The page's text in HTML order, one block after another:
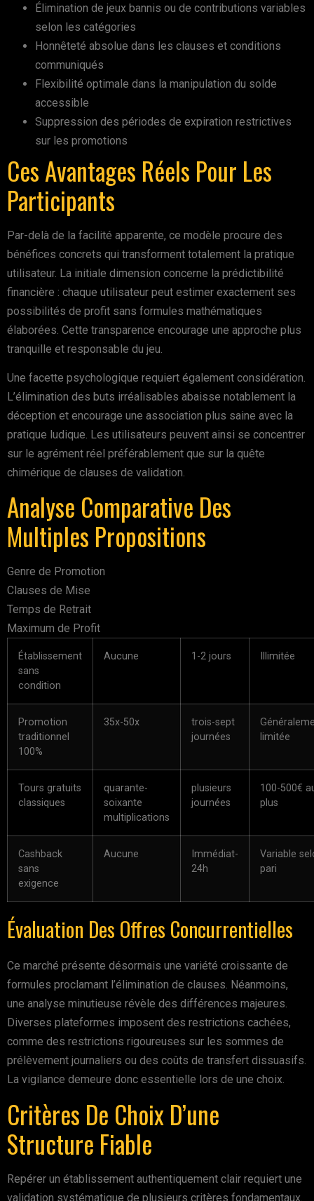
Élimination de jeux bannis ou de contributions variables
selon les catégories
Honnêteté absolue dans les clauses et conditions
communiqués
Flexibilité optimale dans la manipulation du solde
accessible
Suppression des périodes de expiration restrictives
sur les promotions
Ces Avantages Réels Pour Les
Participants
Par-delà de la facilité apparente, ce modèle procure des
bénéfices concrets qui transforment totalement la pratique
utilisateur. La initiale dimension concerne la prédictibilité
financière : chaque utilisateur peut estimer exactement ses
possibilités de profit sans formules mathématiques
élaborées. Cette transparence encourage une approche plus
tranquille et responsable du jeu.
Une facette psychologique requiert également considération.
L’élimination des buts irréalisables abaisse notablement la
déception et encourage une association plus saine avec la
pratique ludique. Les utilisateurs peuvent ainsi se concentrer
sur le agrément réel préférablement que sur la quête
chimérique de clauses de validation.
Analyse Comparative Des
Multiples Propositions
Genre de Promotion
Clauses de Mise
Temps de Retrait
Maximum de Profit
Établissement
sans
condition
Aucune 1-2 jours Illimitée
Promotion
traditionnel
100%
35x-50x
trois-sept
journées
limitée
Tours gratuits
classiques
quarante-
soixante
multiplications
plusieurs
journées
100-500€
plus
Cashback
sans
exigence
Aucune
Immédiat-
24h
Variable
pari
Évaluation Des Offres Concurrentielles
Ce marché présente désormais une variété croissante de
formules proclamant l’élimination de clauses. Néanmoins,
une analyse minutieuse révèle des différences majeures.
Diverses plateformes imposent des restrictions cachées,
comme des restrictions rigoureuses sur les sommes de
prélèvement journaliers ou des coûts de transfert dissuasifs.
La vigilance demeure donc essentielle lors de une choix.
Critères De Choix D’une
Structure Fiable
Repérer un établissement authentiquement clair requiert une
validation systématique de plusieurs critères fondamentaux.